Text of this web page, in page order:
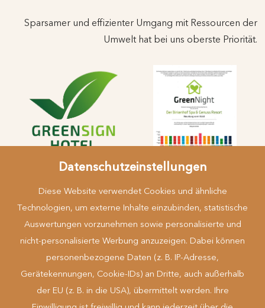
Datenschutzeinstellungen
Diese Website verwendet Cookies und ähnliche
Technologien, um externe Inhalte einzubinden, statistische
Auswertungen vorzunehmen sowie personalisierte und
nicht-personalisierte Werbung anzuzeigen. Dabei können
personenbezogene Daten (z. B. IP-Adresse,
Gerätekennungen, Cookie-IDs) an Dritte, auch außerhalb
der EU (z. B. in die USA), übermittelt werden. Ihre
Sparsamer und effizienter Umgang mit Ressourcen der
Umwelt hat bei uns oberste Priorität.
Mehr erfahren